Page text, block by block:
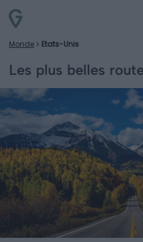
Monde Etats-Unis
Les plus belles